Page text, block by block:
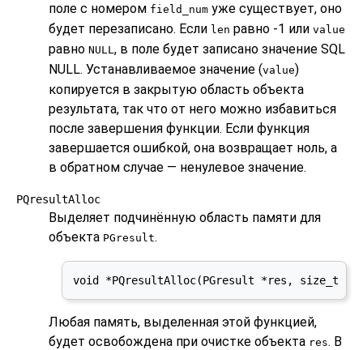
поле с номером field_num уже существует, оно
будет перезаписано. Если len равно -1 или value
равно NULL, в поле будет записано значение SQL
NULL. Устанавливаемое значение (value)
копируется в закрытую область объекта
результата, так что от него можно избавиться
после завершения функции. Если функция
завершается ошибкой, она возвращает ноль, а
в обратном случае — ненулевое значение.
PQresultAlloc
Выделяет подчинённую область памяти для
объекта PGresult.
void *PQresultAlloc(PGresult *res, size_t
Любая память, выделенная этой функцией,
будет освобождена при очистке объекта res. В